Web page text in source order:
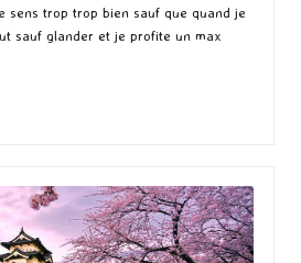
sens trop trop bien sauf que quand je
sauf glander et je profite un max